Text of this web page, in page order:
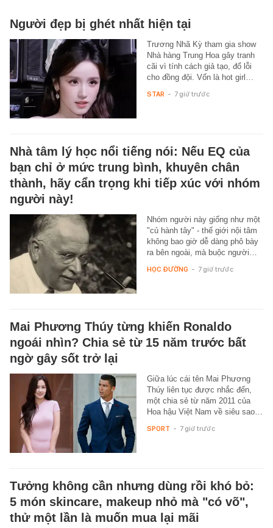
Người đẹp bị ghét nhất hiện tại
Trương Nhã Kỳ tham gia show
Nhà hàng Trung Hoa gây tranh
cãi vì tính cách giả tạo, đổ lỗi
cho đồng đội. Vốn là hot girl…
STAR - 7 giờ trước
Nhà tâm lý học nổi tiếng nói: Nếu EQ của
bạn chỉ ở mức trung bình, khuyên chân
thành, hãy cẩn trọng khi tiếp xúc với nhóm
người này!
Nhóm người này giống như một
"củ hành tây" - thế giới nội tâm
không bao giờ dễ dàng phô bày
ra bên ngoài, mà buộc người…
HỌC ĐƯỜNG - 7 giờ trước
Mai Phương Thúy từng khiến Ronaldo
ngoái nhìn? Chia sẻ từ 15 năm trước bất
ngờ gây sốt trở lại
Giữa lúc cái tên Mai Phương
Thúy liên tục được nhắc đến,
một chia sẻ từ năm 2011 của
Hoa hậu Việt Nam về siêu sao…
SPORT - 7 giờ trước
Tưởng không cần nhưng dùng rồi khó bỏ:
5 món skincare, makeup nhỏ mà "có võ",
thử một lần là muốn mua lại mãi